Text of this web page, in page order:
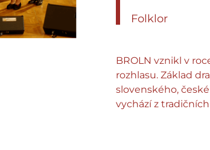
Folklor
BROLN vznikl v
rozhlasu. Základ
slovenského,
vychází z